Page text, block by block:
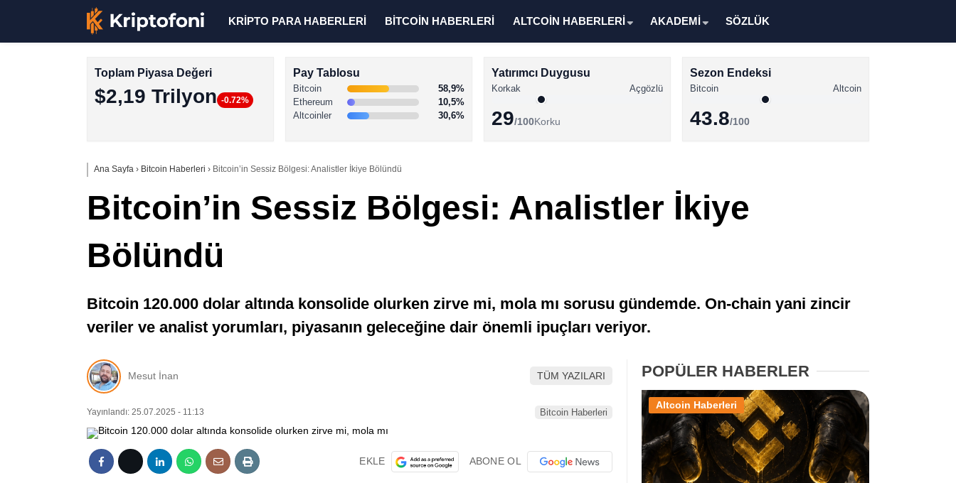
Facebook
KRİPTO PARA HABERLERİ BİTCOİN HABERLERİ ALTCOİN HABERLERİ AKADEMİ SÖZLÜK
Toplam Piyasa Değeri
$2,19 Trilyon -0.72%
Pay Tablosu
Bitcoin
58,9%
Ethereum
10,5%
Altcoinler
30,6%
Yatırımcı Duygusu
Korkak Açgözlü
29/100Korku
Sezon Endeksi
Bitcoin Altcoin
43.8/100
Ana Sayfa › Bitcoin Haberleri › Bitcoin’in Sessiz Bölgesi: Analistler İkiye Bölündü
Bitcoin’in Sessiz Bölgesi: Analistler İkiye
Bölündü
Bitcoin 120.000 dolar altında konsolide olurken zirve mi, mola mı sorusu gündemde. On-chain yani zincir
veriler ve analist yorumları, piyasanın geleceğine dair önemli ipuçları veriyor.
Mesut İnan TÜM YAZILARI
Yayınlandı: 25.07.2025 - 11:13 Bitcoin Haberleri
EKLE ABONE OL
POPÜLER HABERLER
Altcoin Haberleri